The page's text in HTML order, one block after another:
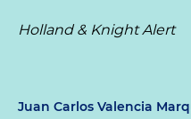
Holland & Knight Alert
Juan Carlos Valencia